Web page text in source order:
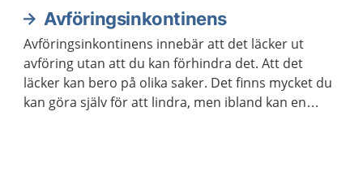
Avföringsinkontinens
Avföringsinkontinens innebär att det läcker ut
avföring utan att du kan förhindra det. Att det
läcker kan bero på olika saker. Det finns mycket du
kan göra själv för att lindra, men ibland kan en